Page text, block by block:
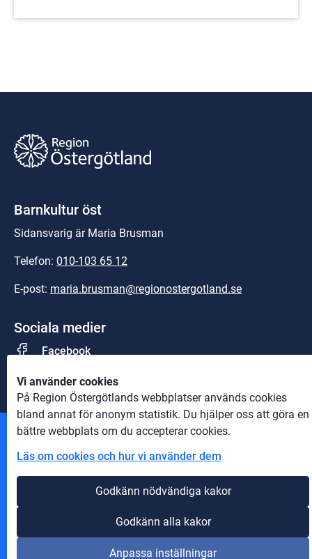
Vi använder cookies
På Region Östergötlands webbplatser används cookies
bland annat för anonym statistik. Du hjälper oss att göra en
bättre webbplats om du accepterar cookies.
Läs om cookies och hur vi använder dem
Godkänn nödvändiga kakor
Godkänn alla kakor
Anpassa inställningar
Barnkultur öst
Sidansvarig är Maria Brusman
Telefon: 010-103 65 12
E-post: maria.brusman@regionostergotland.se
Sociala medier
Facebook
Information om cookies
Om webbplatsen
Tillgänglighet på webbplatsen